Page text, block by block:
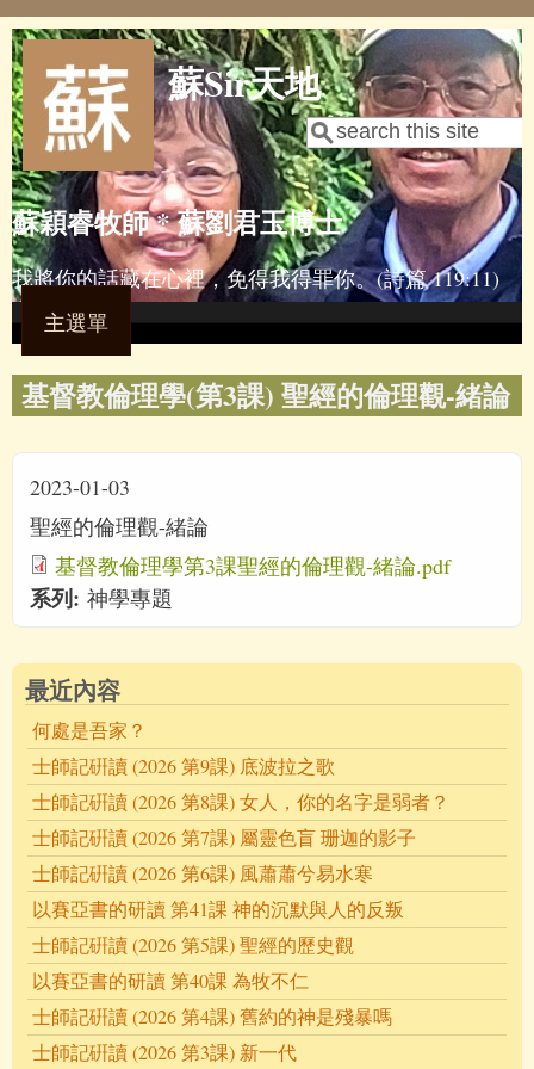
Skip to main content
蘇Sir天地
Search form
Search
蘇穎睿牧師 * 蘇劉君玉博士
我將你的話藏在心裡，免得我得罪你。(詩篇 119:11)
主選單
基督教倫理學(第3課) 聖經的倫理觀-緒論
2023-01-03
聖經的倫理觀-緒論
基督教倫理學第3課聖經的倫理觀-緒論.pdf
系列: 神學專題
最近內容
何處是吾家？
士師記硏讀 (2026 第9課) 底波拉之歌
士師記硏讀 (2026 第8課) 女人，你的名字是弱者？
士師記硏讀 (2026 第7課) 屬靈色盲 珊迦的影子
士師記硏讀 (2026 第6課) 風蕭蕭兮易水寒
以賽亞書的研讀 第41課 神的沉默與人的反叛
士師記硏讀 (2026 第5課) 聖經的歷史觀
以賽亞書的研讀 第40課 為牧不仁
士師記硏讀 (2026 第4課) 舊約的神是殘暴嗎
士師記硏讀 (2026 第3課) 新一代